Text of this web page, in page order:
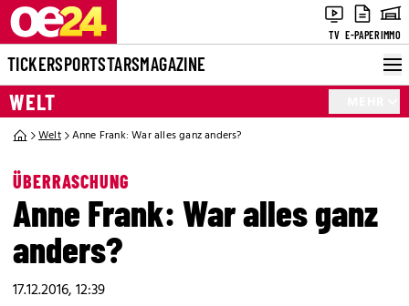
TV E-PAPERIMMO
TICKERSPORTSTARSMAGAZINE
WELT
Welt Anne Frank: War alles ganz anders?
ÜBERRASCHUNG
Anne Frank: War alles ganz
anders?
17.12.2016, 12:39